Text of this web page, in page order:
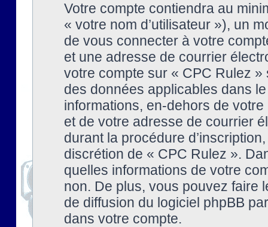
Votre compte contiendra au
« votre nom d’utilisateur »), un
de vous connecter à votre
et une adresse de courrier
votre compte sur « CPC Rulez
des données applicables dans
informations, en-dehors de
et de votre adresse de courrier
durant la procédure
discrétion de « CPC Rulez ».
quelles informations de votre
non. De plus, vous pouvez faire
de diffusion du logiciel phpBB
dans votre compte.